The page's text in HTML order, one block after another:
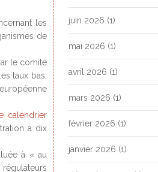
les
de
le comité
taux bas,
calendrier
a dix
à « au
juin 2026 (1)
mai 2026 (1)
avril 2026 (1)
mars 2026 (1)
février 2026 (1)
janvier 2026 (1)